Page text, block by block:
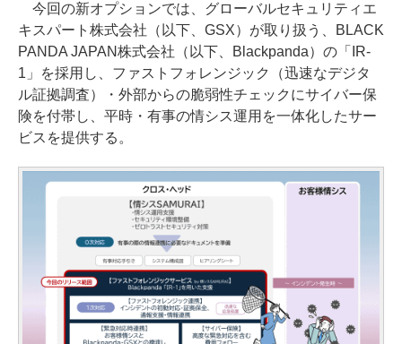
今回の新オプションでは、グローバルセキュリティエ
キスパート株式会社（以下、GSX）が取り扱う、BLACK
PANDA JAPAN株式会社（以下、Blackpanda）の「IR-
1」を採用し、ファストフォレンジック（迅速なデジタ
ル証拠調査）・外部からの脆弱性チェックにサイバー保
険を付帯し、平時・有事の情シス運用を一体化したサー
ビスを提供する。